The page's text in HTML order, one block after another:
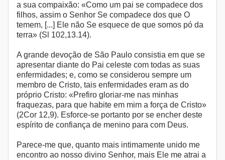
a sua compaixão: «Como um pai se compadece dos
filhos, assim o Senhor Se compadece dos que O
temem, [...] Ele não Se esquece de que somos pó da
terra» (Sl 102,13.14).
A grande devoção de São Paulo consistia em que se
apresentar diante do Pai celeste com todas as suas
enfermidades; e, como se considerou sempre um
membro de Cristo, tais enfermidades eram as do
próprio Cristo: «Prefiro gloriar-me nas minhas
fraquezas, para que habite em mim a força de Cristo»
(2Cor 12,9). Esforce-se portanto por se encher deste
espírito de confiança de menino para com Deus.
Parece-me que, quanto mais intimamente unido me
encontro ao nosso divino Senhor, mais Ele me atrai a